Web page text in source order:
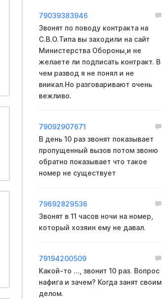
79039383946
Звонят по поводу контракта на
C.B.O.Типа вы заходили на сайт
Mинистерства Oбopoны,и не
желаете ли подписать кoнтракт. В
чем развод я не понял и не
вникал.Но разговаривают очень
вежливо.
79092907671
В день 10 раз звонят показывает
пропущенный вызов потом звоню
обратно показывает что такое
номер не существует
79692829536
Звонят в 11 часов ночи на номер,
который хозяин ему не давал.
79194200509
Какой-то ..., звонит 10 раз. Вопрос
нафига и зачем? Когда занят своим
делом.